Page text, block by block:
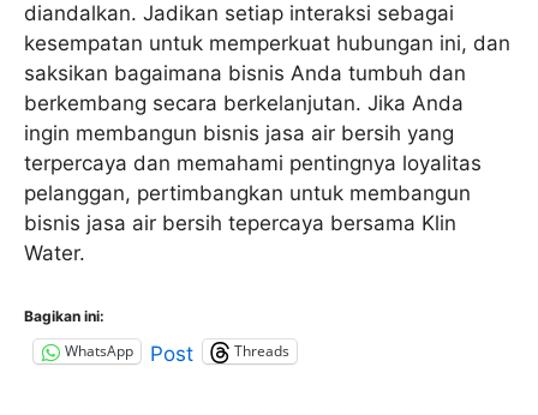
diandalkan. Jadikan setiap interaksi sebagai
kesempatan untuk memperkuat hubungan ini, dan
saksikan bagaimana bisnis Anda tumbuh dan
berkembang secara berkelanjutan. Jika Anda
ingin membangun bisnis jasa air bersih yang
terpercaya dan memahami pentingnya loyalitas
pelanggan, pertimbangkan untuk membangun
bisnis jasa air bersih tepercaya bersama Klin
Water.
Bagikan ini:
WhatsApp Post Threads